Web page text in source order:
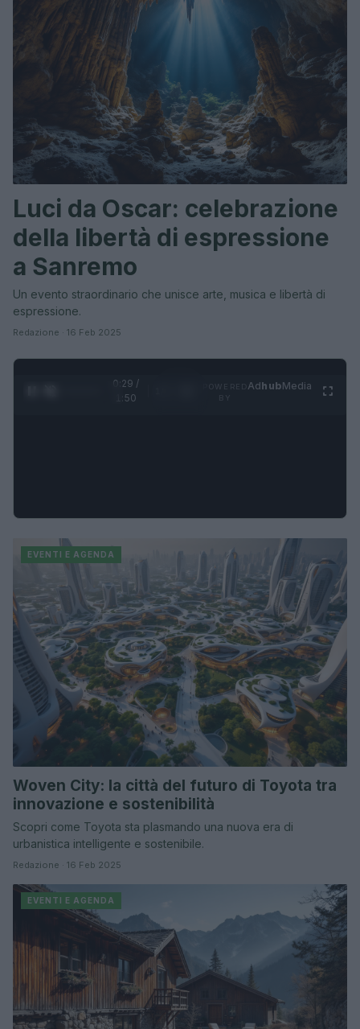
Luci da Oscar: celebrazione
della libertà di espressione
a Sanremo
Un evento straordinario che unisce arte, musica e libertà di
espressione.
Redazione · 16 Feb 2025
0:31 /
1:50
AdhubMedia
EVENTI E AGENDA
Woven City: la città del futuro di Toyota tra
innovazione e sostenibilità
Scopri come Toyota sta plasmando una nuova era di
urbanistica intelligente e sostenibile.
Redazione · 16 Feb 2025
EVENTI E AGENDA